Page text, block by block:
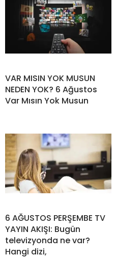
VAR MISIN YOK MUSUN
NEDEN YOK? 6 Ağustos
Var Mısın Yok Musun
6 AĞUSTOS PERŞEMBE TV
YAYIN AKIŞI: Bugün
televizyonda ne var?
Hangi dizi,